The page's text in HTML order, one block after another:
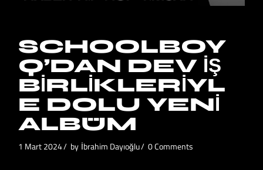
SCHOOLBOY
Q’DAN DEV İŞ
BIRLIKLERIYL
E DOLU YENI
ALBÜM
1 Mart 2024 by İbrahim Dayıoğlu 0 Comments